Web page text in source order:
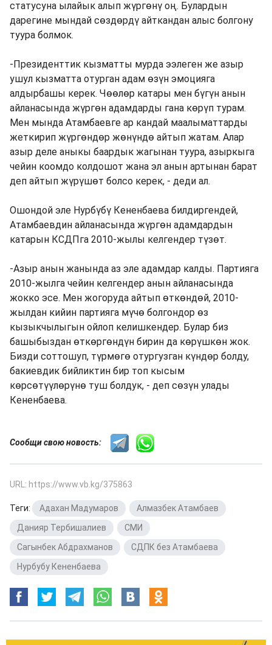
статусуна ылайык алып жүргөнү оң. Булардын
дарегине мындай сөздөрдү айткандан алыс болгону
туура болмок.
-Президенттик кызматты мурда ээлеген же азыр
ушул кызматта отурган адам өзүн эмоцияга
алдырбашы керек. Чөөлөр катары мен бүгүн анын
айланасында жүргөн адамдарды гана көрүп турам.
Мен мында Атамбаевге ар кандай маалыматтарды
жеткирип жүргөндөр жөнүндө айтып жатам. Алар
азыр деле аныкы баардык жагынан туура, азыркыга
чейин коомдо колдошот жана эл анын артынан барат
деп айтып жүрүшөт болсо керек, - деди ал.
Ошондой эле Нурбүбү Кененбаева билдиргендей,
Атамбаевдин айланасында жүргөн адамдардын
катарын КСДПга 2010-жылы келгендер түзөт.
-Азыр анын жанында аз эле адамдар калды. Партияга
2010-жылга чейин келгендер анын айланасында
жокко эсе. Мен жогоруда айтып өткөндөй, 2010-
жылдан кийин партияга мүчө болгондор өз
кызыкчылыгын ойлоп келишкендер. Булар биз
башыбыздан өткөргөндүн бирин да көрүшкөн жок.
Бизди соттошуп, түрмөгө отургузган күндөр болду,
бакиевдик бийликтин бир топ кысым
көрсөтүүлөрүнө туш болдук, - деп сөзүн улады
Кененбаева.
Сообщи свою новость:
URL: https://www.vb.kg/375863
Теги: Адахан Мадумаров Алмазбек Атамбаев
Данияр Тербишалиев
СМИ
Сагынбек Абдрахманов
СДПК без Атамбаева
Нурбубу Кененбаева